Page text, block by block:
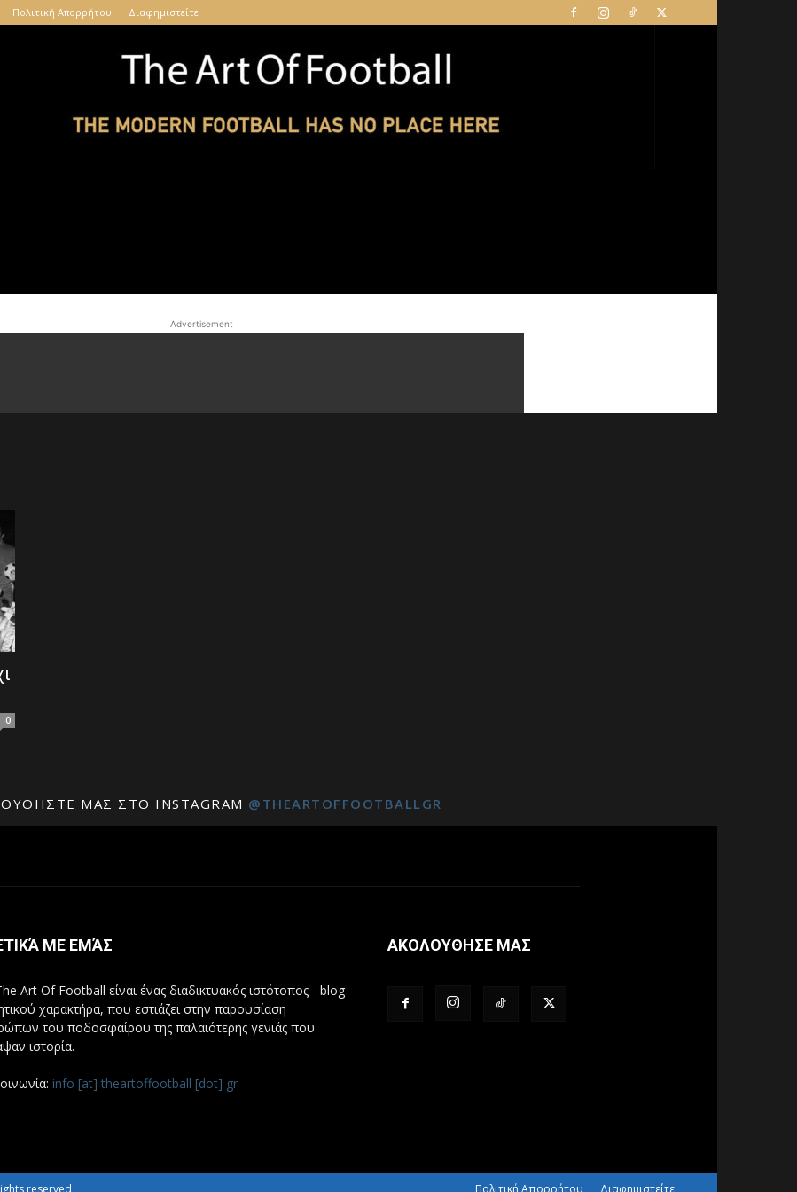
Πολιτική Απορρήτου Διαφημιστείτε
Advertisement
0
ΜΑΣ ΣΤΟ INSTAGRAM @THEARTOFFOOTBALLGR
ΜΕ ΕΜΆΣ
Art Of Football είναι ένας διαδικτυακός ιστότοπος - blog
χαρακτήρα, που εστιάζει στην παρουσίαση
του ποδοσφαίρου της παλαιότερης γενιάς που
ιστορία.
info [at] theartoffootball [dot] gr
ΑΚΟΛΟΥΘΗΣΕ ΜΑΣ
Πολιτική Απορρήτου Διαφημιστείτε
reserved